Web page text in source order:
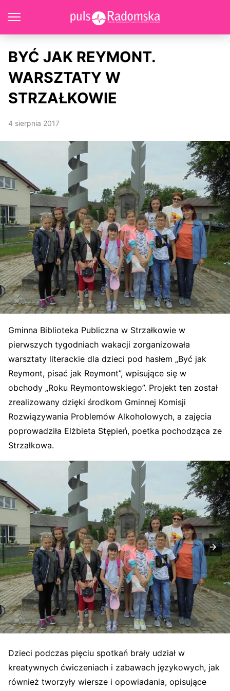
BYĆ JAK REYMONT.
WARSZTATY W
STRZAŁKOWIE
4 sierpnia 2017
Gminna Biblioteka Publiczna w Strzałkowie w
pierwszych tygodniach wakacji zorganizowała
warsztaty literackie dla dzieci pod hasłem „Być jak
Reymont, pisać jak Reymont”, wpisujące się w
obchody „Roku Reymontowskiego”. Projekt ten został
zrealizowany dzięki środkom Gminnej Komisji
Rozwiązywania Problemów Alkoholowych, a zajęcia
poprowadziła Elżbieta Stępień, poetka pochodząca ze
Strzałkowa.
Dzieci podczas pięciu spotkań brały udział w
kreatywnych ćwiczeniach i zabawach językowych, jak
również tworzyły wiersze i opowiadania, opisujące